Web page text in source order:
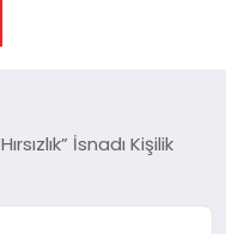
İsnadı Kişilik